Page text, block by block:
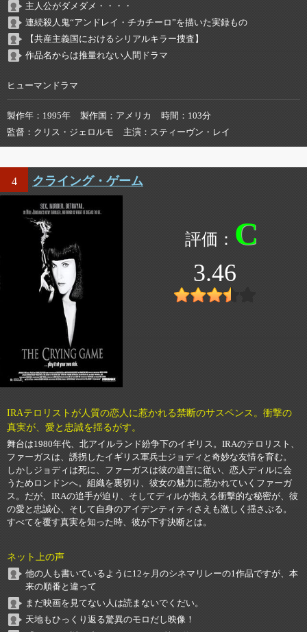
主人公がダメダメ・・・・
連続殺人鬼“アンドレイ・チカチーロ”を描いた実録もの
【共産主義国におけるシリアルキラー捜査】
作品名からは推量れない人間ドラマ
ヒューマンドラマ
製作年 1995年 製作国 アメリカ 時間
103分
監督
クリス・ジェロルモ 主演 スティーヴン・レイ
4 クライング・ゲーム
C
3.46
IRAテロリストが人質の恋人に惹かれる禁断のサスペンス。衝撃の
真実が、愛と忠誠を揺るがす。
舞台は1980年代、北アイルランド紛争下のイギリス。IRAのテロリスト、
ファーガスは、誘拐したイギリス軍兵士ジョディと奇妙な友情を育む。
しかしジョディは死に、ファーガスは彼の遺言に従い、恋人ディルに会
うためロンドンへ。組織を裏切り、彼女の魅力に惹かれていくファーガ
ス。だが、IRAの追手が迫り、そしてディルが抱える衝撃的な秘密が、彼
の愛と忠誠心、そして自身のアイデンティティさえも激しく揺さぶる。
すべてを覆す真実を知った時、彼が下す決断とは。
ネット上の声
他の人も書いているように12ヶ月のシネマリレーの1作品ですが、本
来の順番と違って
まだ映画を見てない人は読まないでくだい。
天地もひっくり返る驚異のモロだし映像！